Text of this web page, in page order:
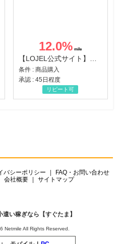
12.0%
条件 : 商品購入
承認 : 45日程度
リピート可
バシーポリシー
FAQ・お問い合わせ
会社概要 サイトマップ
い稼ぎなら【すぐたま】
Netmile All Rights Reserved.